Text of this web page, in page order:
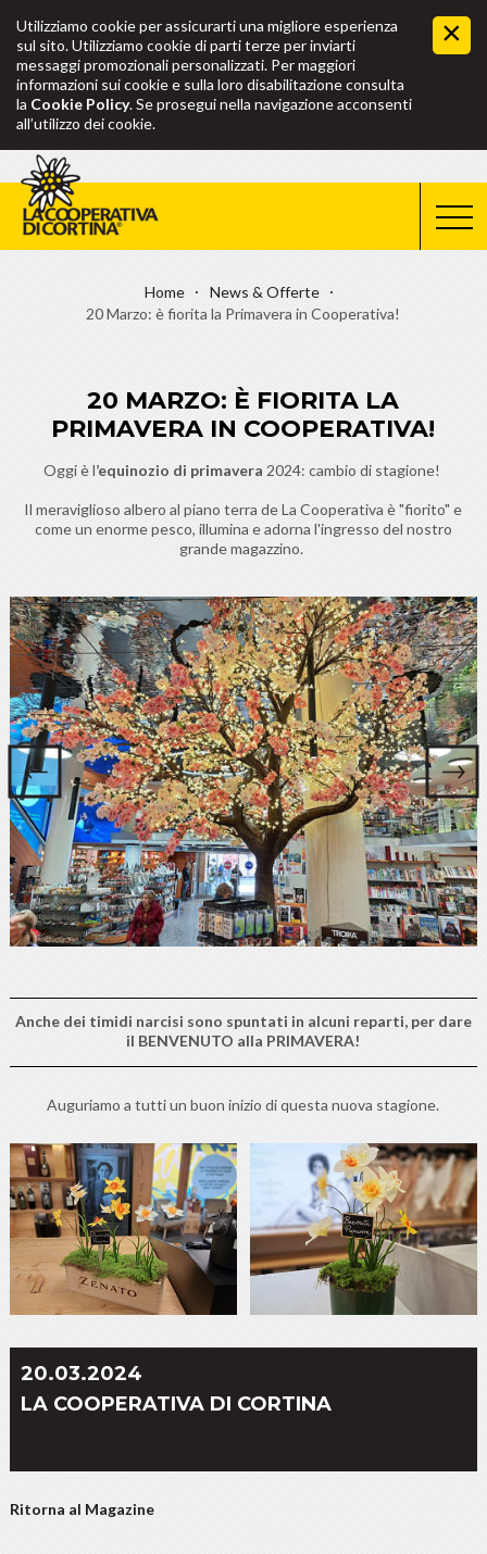
Utilizziamo cookie per assicurarti una migliore esperienza
sul sito. Utilizziamo cookie di parti terze per inviarti
messaggi promozionali personalizzati. Per maggiori
informazioni sui cookie e sulla loro disabilitazione consulta
la Cookie Policy. Se prosegui nella navigazione acconsenti
all’utilizzo dei cookie.
Home
News & Offerte
20 Marzo: è fiorita la Primavera in Cooperativa!
20 MARZO: È FIORITA LA
PRIMAVERA IN COOPERATIVA!
Oggi è l’equinozio di primavera 2024: cambio di stagione!
Il meraviglioso albero al piano terra de La Cooperativa è "fiorito" e
come un enorme pesco, illumina e adorna l'ingresso del nostro
grande magazzino.
Anche dei timidi narcisi sono spuntati in alcuni reparti, per dare
il BENVENUTO alla PRIMAVERA!
Auguriamo a tutti un buon inizio di questa nuova stagione.
20.03.2024
LA COOPERATIVA DI CORTINA
Ritorna al Magazine